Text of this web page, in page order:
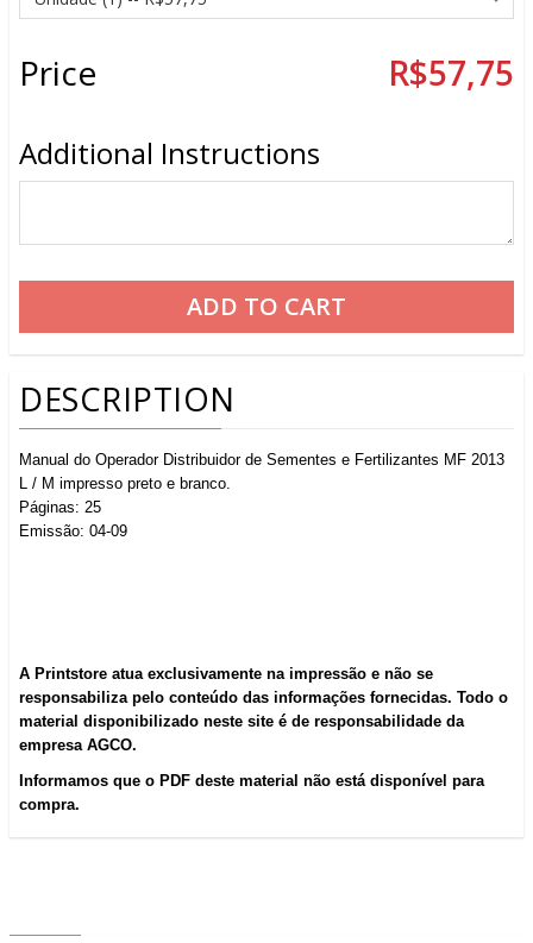
Price R$57,75
Additional Instructions
DESCRIPTION
Manual do Operador Distribuidor de Sementes e Fertilizantes MF 2013
L / M impresso preto e branco.
Páginas: 25
Emissão: 04-09
A Printstore atua exclusivamente na impressão e não se
responsabiliza pelo conteúdo das informações fornecidas. Todo o
material disponibilizado neste site é de responsabilidade da
empresa AGCO.
Informamos que o PDF deste material não está disponível para
compra.